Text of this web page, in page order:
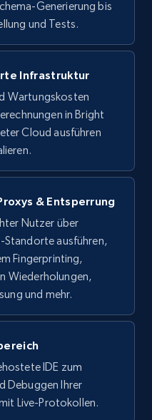
Gratis testen
by using
Initial
count, and
Followers,
Specialties, and
Gratis testen
Generierung bis
und Tests.
Infrastruktur
Wartungskosten
in Bright
Cloud ausführen
& Entsperrung
Nutzer über
Standorte ausführen,
Fingerprinting,
Wiederholungen,
und mehr.
IDE zum
Debuggen Ihrer
Live-Protokollen.